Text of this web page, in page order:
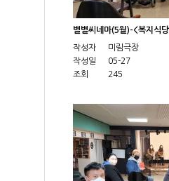
별별씨네마(5월)-<복지식
작성자
미림극장
작성일
05-27
조회
245